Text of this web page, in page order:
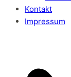
Kontakt
Impressum